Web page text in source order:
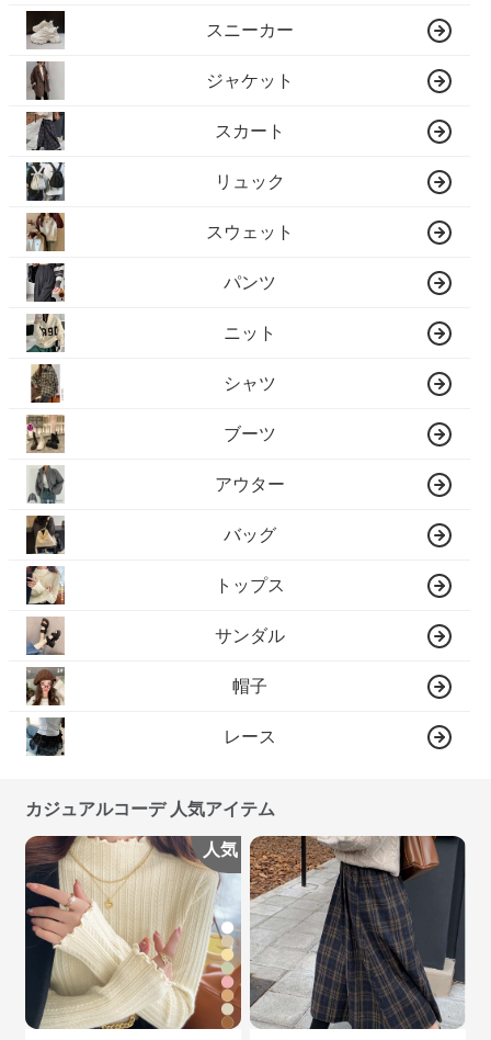
スニーカー
ジャケット
スカート
リュック
スウェット
パンツ
ニット
シャツ
ブーツ
アウター
バッグ
トップス
サンダル
帽子
レース
カジュアルコーデ 人気アイテム
人気